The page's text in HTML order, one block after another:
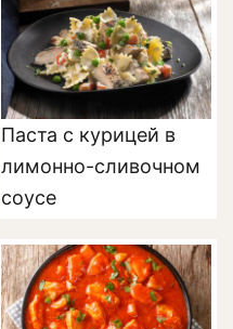
Паста с курицей в
лимонно-сливочном
соусе